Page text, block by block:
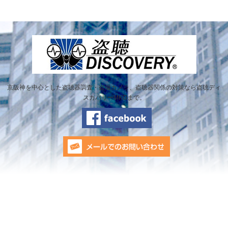
京阪神を中心とした盗聴器調査・盗撮カメラ、盗聴器関係の対策なら盗聴ディ
スカバリーMKGまで。